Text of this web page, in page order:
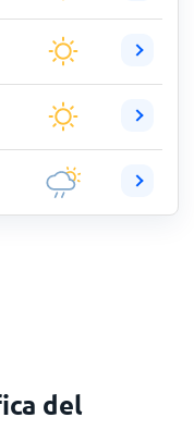
del